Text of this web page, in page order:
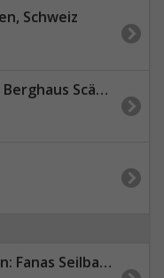
Schweiz
- Scärastrasse
- Bergrestaurant Sassauna